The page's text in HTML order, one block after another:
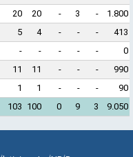
20 20 - 3 -
1.800
5 4 - - -
413
- - - - -
0
11 11 - - -
990
1 1 - - -
90
103 100 0 9 3 9.050